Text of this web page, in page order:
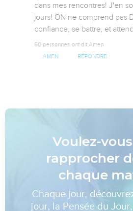
dans mes rencontres! J'en
jours! ON ne comprend pas
confiance, se battre, et
60 personnes ont dit Amen
AMEN RÉPONDRE
Voulez-
rapprocher
chaque
Chaque jour,
jour, la Pensée du